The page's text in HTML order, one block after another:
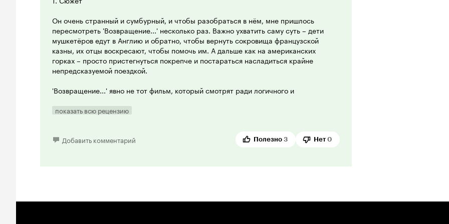
Он очень странный и сумбурный, и чтобы разобраться в нём, мне пришлось
пересмотреть 'Возвращение...' несколько раз. Важно ухватить саму суть – дети
мушкетёров едут в Англию и обратно, чтобы вернуть сокровища французской
казны, их отцы воскресают, чтобы помочь им. А дальше как на американских
горках – просто пристегнуться покрепче и постараться насладиться крайне
непредсказуемой поездкой.
'Возвращение...' явно не тот фильм, который смотрят ради логичного и
посмеяться, возможно, поплакать над смертью отцов-мушкетёров, зато потом
2. Историческая достоверность
который является четвёртой частью эпопеи, снятой по мотивам романов автора,
показать всю рецензию
Добавить комментарий Полезно 3 Нет 0